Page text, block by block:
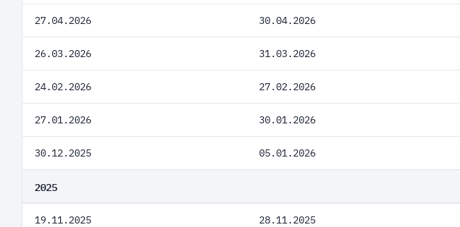
27.04.2026 30.04.2026
26.03.2026 31.03.2026
24.02.2026 27.02.2026
27.01.2026 30.01.2026
30.12.2025 05.01.2026
2025
19.11.2025 28.11.2025